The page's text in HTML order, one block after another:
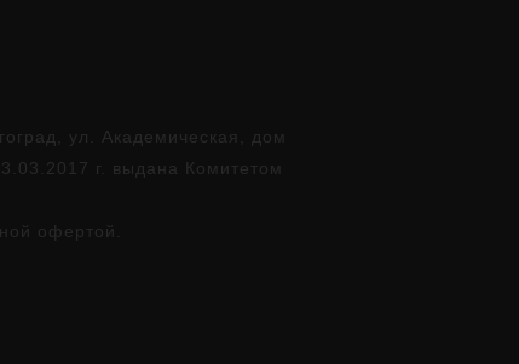
ул. Академическая, дом
г. выдана Комитетом
офертой.